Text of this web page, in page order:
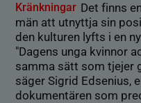
Kränkningar Det finns
män att utnyttja sin
den kulturen lyfts i en
"Dagens unga kvinnor
samma sätt som tjejer
säger Sigrid Edsenius,
dokumentären som